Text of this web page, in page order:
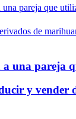
a una pareja
y vender